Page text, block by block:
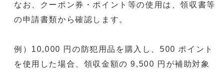
なお、クーポン券・ポイント等の使用は、領収書等
の申請書類から確認します。
例）10,000 円の防犯用品を購入し、500 ポイント
を使用した場合、領収金額の 9,500 円が補助対象